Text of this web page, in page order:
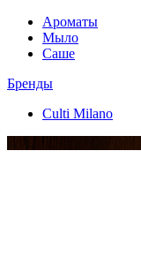
Ароматы
Мыло
Саше
Бренды
Culti Milano